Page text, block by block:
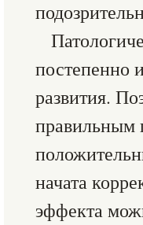
постепенно
развития.
правильным
начата
эффекта